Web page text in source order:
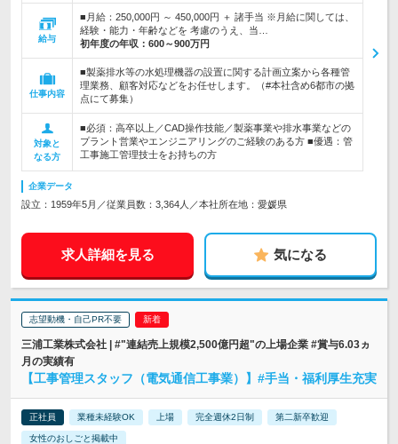
給与
■月給：250,000円 ～ 450,000円 ＋ 諸手当 ※月給に関しては、
経験・能力・年齢などを 考慮のうえ、当…
初年度の年収： 600～900万円
仕事内容
■製薬排水等の水処理機器の設置に関する計画立案から各種管
理業務、顧客対応などをお任せします。（#本社含め6都市の拠
点にて募集）
対象と
なる方
■必須：高卒以上／CAD操作技能／製薬事業や排水事業などの
プラント営業やエンジニアリングのご経験のある方 ■優遇：管
工事施工管理技士をお持ちの方
企業データ
設立：1959年5月／従業員数：3,364人／本社所在地：愛媛県
求人詳細を見る 気になる
志望動機・自己PR不要
三浦工業株式会社 | #"連結売上規模2,500億円超"の上場企業 #賞与6.03ヵ
月の実績有
【工事管理スタッフ（電気通信工事業）】#手当・福利厚生充実
正社員 業種未経験OK 上場 完全週休2日制 第二新卒歓迎
女性のおしごと掲載中